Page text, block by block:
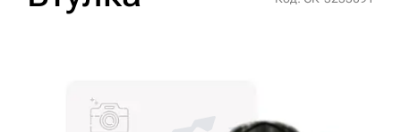
3D тур по производству